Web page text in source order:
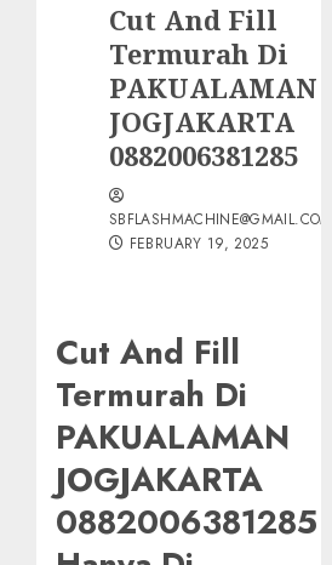
Cut And Fill
Termurah Di
PAKUALAMAN
JOGJAKARTA
0882006381285
SBFLASHMACHINE@GMAIL.COM
FEBRUARY 19, 2025
Cut And Fill
Termurah Di
PAKUALAMAN
JOGJAKARTA
0882006381285